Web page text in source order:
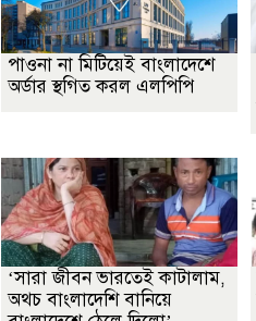
পাওনা না মিটিয়েই বাংলাদেশে
অর্ডার স্থগিত করল এলপিপি
‘সারা জীবন ভারতেই কাটালাম,
অথচ বাংলাদেশি বানিয়ে